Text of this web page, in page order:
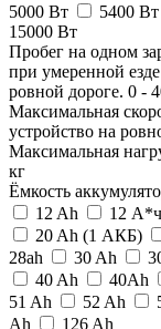
5000 Вт
5400 Вт
15000 Вт
Пробег на одном
при умеренной
ровной дороге. 0 -
Максимальная
устройство на
Максимальная
кг
Ёмкость
12 Ah
12 А*ч
20 Ah (1 АКБ)
28ah
30 Ah
40 Ah
40Ah
51 Ah
52 Ah
Ah
126 Ah